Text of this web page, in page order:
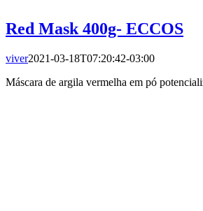
Red Mask 400g- ECCOS
viver2021-03-18T07:20:42-03:00
Máscara de argila vermelha em pó